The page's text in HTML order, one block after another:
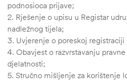
podnosioca prijave;
2. Rješenje o upisu u Registar
nadležnog tijela;
3. Uvjerenje o poreskoj registraciji
4. Obavjest o razvrstavanju
djelatnosti;
5. Stručno mišljenje za korištenje